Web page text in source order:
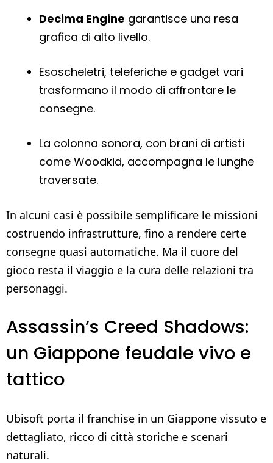
Decima Engine garantisce una resa
grafica di alto livello.
Esoscheletri, teleferiche e gadget vari
trasformano il modo di affrontare le
consegne.
La colonna sonora, con brani di artisti
come Woodkid, accompagna le lunghe
traversate.
In alcuni casi è possibile semplificare le missioni
costruendo infrastrutture, fino a rendere certe
consegne quasi automatiche. Ma il cuore del
gioco resta il viaggio e la cura delle relazioni tra
personaggi.
Assassin’s Creed Shadows:
un Giappone feudale vivo e
tattico
Ubisoft porta il franchise in un Giappone vissuto e
dettagliato, ricco di città storiche e scenari
naturali.